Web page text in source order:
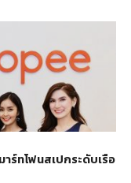
ร์ทโฟนสเปกระดับเรือ